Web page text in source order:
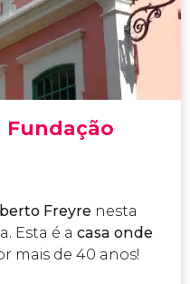
Fundação
Freyre nesta
Esta é a casa onde
mais de 40 anos!